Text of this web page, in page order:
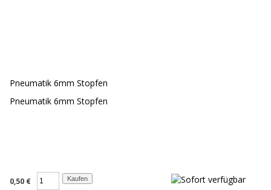
Pneumatik 6mm Stopfen
Pneumatik 6mm Stopfen
0,50 €